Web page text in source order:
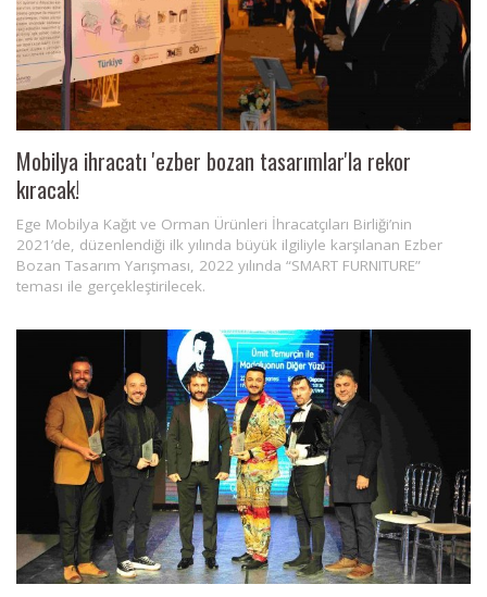
Mobilya ihracatı 'ezber bozan tasarımlar'la rekor
kıracak!
Ege Mobilya Kağıt ve Orman Ürünleri İhracatçıları Birliği’nin
2021’de, düzenlendiği ilk yılında büyük ilgiliyle karşılanan Ezber
Bozan Tasarım Yarışması, 2022 yılında “SMART FURNITURE”
teması ile gerçekleştirilecek.